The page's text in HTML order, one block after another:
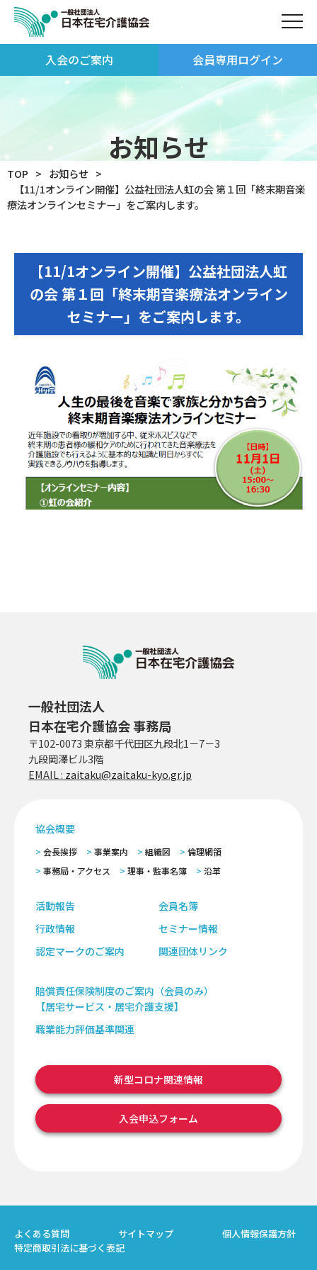
入会のご案内 会員専用ログイン
お知らせ
TOP
お知らせ
【11/1オンライン開催】公益社団法人虹の会 第１回「終末期音楽
療法オンラインセミナー」をご案内します。
【11/1オンライン開催】公益社団法人虹
の会 第１回「終末期音楽療法オンライン
セミナー」をご案内します。
一般社団法人
日本在宅介護協会 事務局
〒102-0073 東京都千代田区九段北1－7－3
九段岡澤ビル3階
EMAIL : zaitaku@zaitaku-kyo.gr.jp
協会概要
会長挨拶 事業案内 組織図
倫理網領
事務局・アクセス
理事・監事名簿 沿革
活動報告
会員名簿
行政情報
セミナー情報
認定マークのご案内
関連団体リンク
賠償責任保険制度のご案内（会員のみ）
【居宅サービス・居宅介護支援】
職業能力評価基準関連
新型コロナ関連情報
入会申込フォーム
よくある質問 サイトマップ
個人情報保護方針
特定商取引法に基づく表記